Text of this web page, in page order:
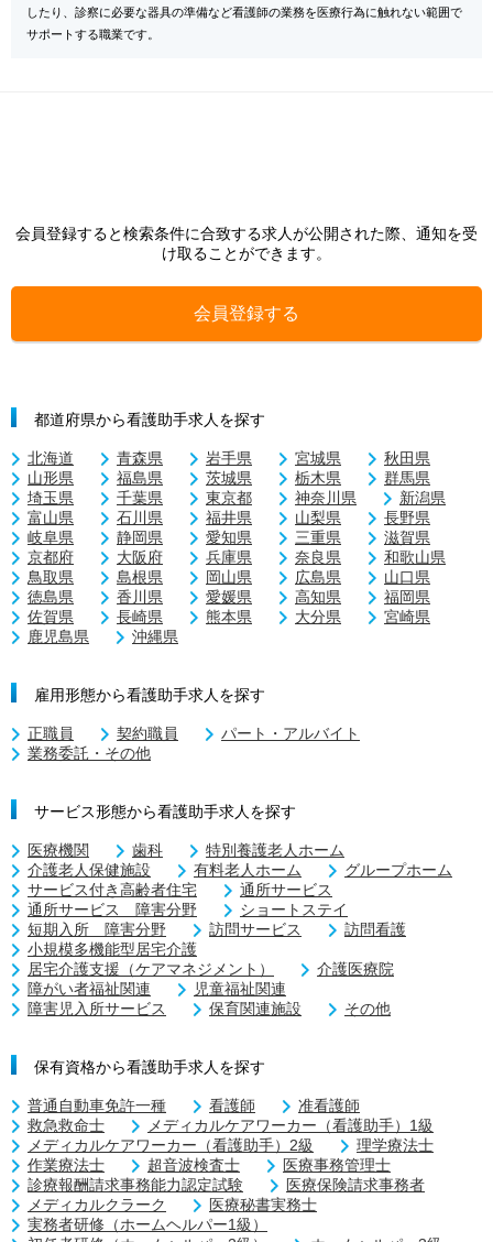
したり、診察に必要な器具の準備など看護師の業務を医療行為に触れない範囲で
サポートする職業です。
会員登録すると検索条件に合致する求人が公開された際、通知を受
け取ることができます。
会員登録する
都道府県から看護助手求人を探す
北海道 青森県 岩手県 宮城県
秋田県
山形県
福島県 茨城県 栃木県
群馬県
埼玉県
千葉県 東京都 神奈川県
新潟県
富山県
石川県 福井県 山梨県
長野県
岐阜県
静岡県 愛知県 三重県
滋賀県
京都府
大阪府 兵庫県 奈良県
和歌山県
鳥取県
島根県 岡山県 広島県
山口県
徳島県
香川県 愛媛県 高知県
福岡県
佐賀県
長崎県 熊本県 大分県
宮崎県
鹿児島県
沖縄県
雇用形態から看護助手求人を探す
正職員 契約職員
パート・アルバイト
業務委託・その他
サービス形態から看護助手求人を探す
医療機関 歯科
特別養護老人ホーム
介護老人保健施設
有料老人ホーム
グループホーム
サービス付き高齢者住宅
通所サービス
通所サービス 障害分野
ショートステイ
短期入所 障害分野
訪問サービス
訪問看護
小規模多機能型居宅介護
居宅介護支援（ケアマネジメント）
介護医療院
障がい者福祉関連
児童福祉関連
障害児入所サービス
保育関連施設 その他
保有資格から看護助手求人を探す
普通自動車免許一種 看護師
准看護師
救急救命士
メディカルケアワーカー（看護助手）1級
メディカルケアワーカー（看護助手）2級
理学療法士
作業療法士
超音波検査士
医療事務管理士
診療報酬請求事務能力認定試験
医療保険請求事務者
メディカルクラーク
医療秘書実務士
実務者研修（ホームヘルパー1級）